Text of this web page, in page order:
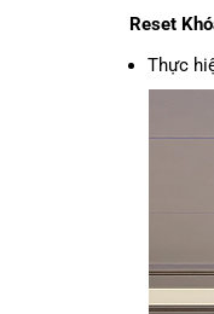
Reset
Thực